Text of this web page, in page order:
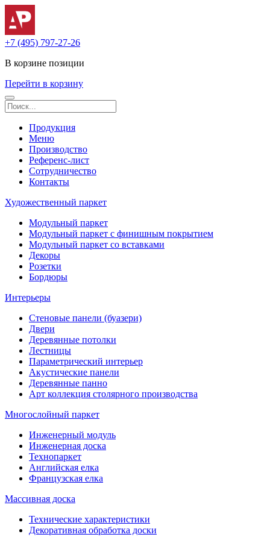
+7 (495) 797-27-26
В корзине позиции
Перейти в корзину
Продукция
Меню
Производство
Референс-лист
Сотрудничество
Контакты
Художественный паркет
Модульный паркет
Модульный паркет с финишным покрытием
Модульный паркет со вставками
Декоры
Розетки
Бордюры
Интерьеры
Стеновые панели (буазери)
Двери
Деревянные потолки
Лестницы
Параметрический интерьер
Акустические панели
Деревянные панно
Арт коллекция столярного производства
Многослойный паркет
Инженерный модуль
Инженерная доска
Технопаркет
Английская елка
Французская елка
Массивная доска
Технические характеристики
Декоративная обработка доски